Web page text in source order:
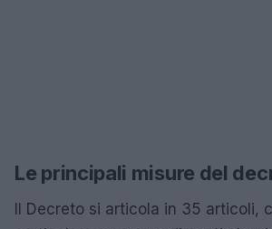
Le principali misure del
Il Decreto si articola in 35 articoli,